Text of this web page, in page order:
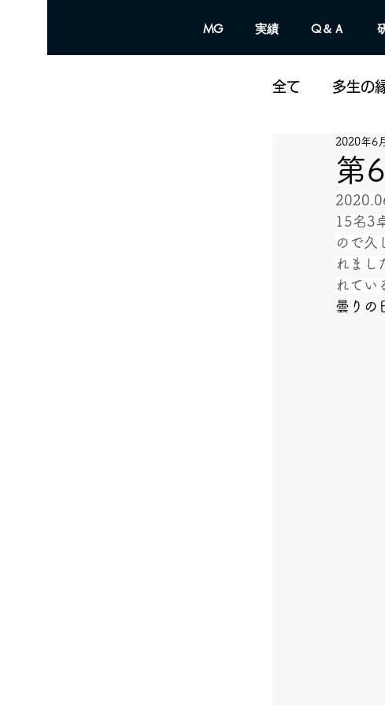
MG 実績 Q＆Ａ
全て 多生の
第
2020年6
15名3
ので久
れまし
れてい
曇りの